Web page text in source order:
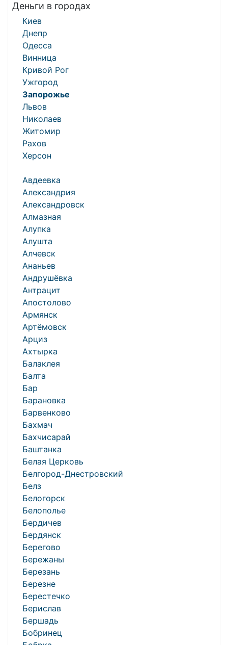
Деньги в городах
Киев
Днепр
Одесса
Винница
Кривой Рог
Ужгород
Запорожье
Львов
Николаев
Житомир
Рахов
Херсон
Авдеевка
Александрия
Александровск
Алмазная
Алупка
Алушта
Алчевск
Ананьев
Андрушёвка
Антрацит
Апостолово
Армянск
Артёмовск
Арциз
Ахтырка
Балаклея
Балта
Бар
Барановка
Барвенково
Бахмач
Бахчисарай
Баштанка
Белая Церковь
Белгород-Днестровский
Белз
Белогорск
Белополье
Бердичев
Бердянск
Берегово
Бережаны
Березань
Березне
Берестечко
Берислав
Бершадь
Бобринец